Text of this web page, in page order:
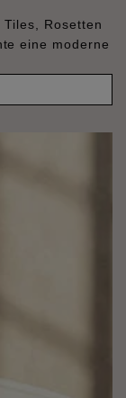
Tiles, Rosetten
eine moderne